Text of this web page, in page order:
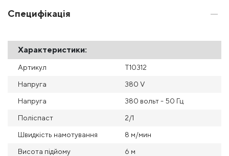
Специфікація
Характеристики:
Артикул Т10312
Напруга 380 V
Напруга 380 вольт - 50 Гц
Поліспаст 2/1
Швидкість намотування 8 м/мин
Висота підйому 6 м